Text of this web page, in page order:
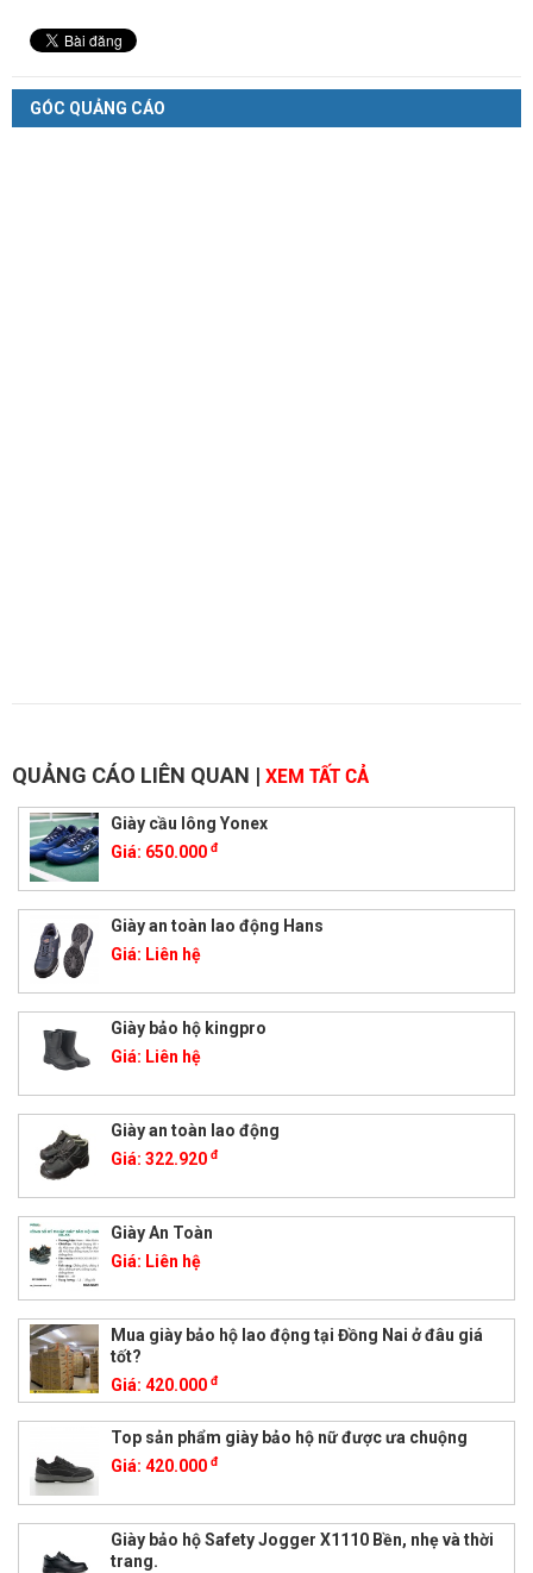
GÓC QUẢNG CÁO
QUẢNG CÁO LIÊN QUAN | XEM TẤT CẢ
Giày cầu lông Yonex
Giá: 650.000 đ
Giày an toàn lao động Hans
Giá: Liên hệ
Giày bảo hộ kingpro
Giá: Liên hệ
Giày an toàn lao động
Giá: 322.920 đ
Giày An Toàn
Giá: Liên hệ
Mua giày bảo hộ lao động tại Đồng Nai ở đâu giá
tốt?
Giá: 420.000 đ
Top sản phẩm giày bảo hộ nữ được ưa chuộng
Giá: 420.000 đ
Giày bảo hộ Safety Jogger X1110 Bền, nhẹ và thời
trang.